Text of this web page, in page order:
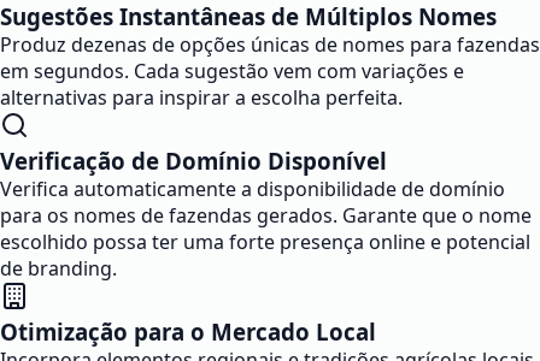
Sugestões Instantâneas de Múltiplos Nomes
Produz dezenas de opções únicas de nomes para fazendas
em segundos. Cada sugestão vem com variações e
alternativas para inspirar a escolha perfeita.
Verificação de Domínio Disponível
Verifica automaticamente a disponibilidade de domínio
para os nomes de fazendas gerados. Garante que o nome
escolhido possa ter uma forte presença online e potencial
de branding.
Otimização para o Mercado Local